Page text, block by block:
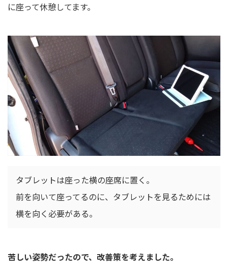
に座って休憩してます。
タブレットは座った横の座席に置く。
前を向いて座ってるのに、タブレットを見るためには
横を向く必要がある。
苦しい姿勢だったので、改善策を考えました。